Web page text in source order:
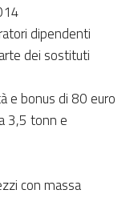
dipendenti
dei sostituti
e bonus di 80 euro
3,5 tonn e
con massa